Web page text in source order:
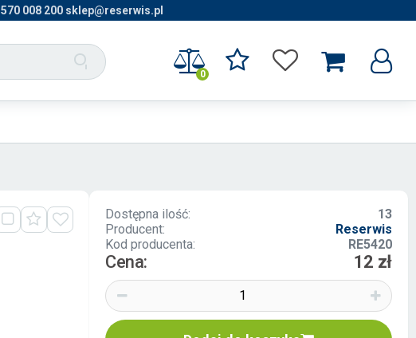
570 008 200 sklep@reserwis.pl
0
Dostępna ilość:
13
Producent:
Reserwis
Kod producenta:
RE5420
Cena: 12 zł